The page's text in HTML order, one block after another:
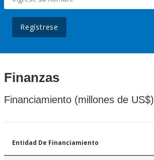
Regístrese
Finanzas
Financiamiento (millones de US$)
Entidad De Financiamiento